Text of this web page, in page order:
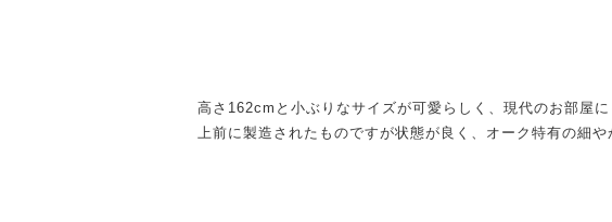
高さ162cmと小ぶりなサイズが可愛らしく、現代のお部屋
上前に製造されたものですが状態が良く、オーク特有の細